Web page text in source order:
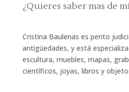
¿Quieres saber mas de
Cristina Baulenas es perito
antigüedades, y está
escultura, muebles, mapas,
científicos, joyas, libros y